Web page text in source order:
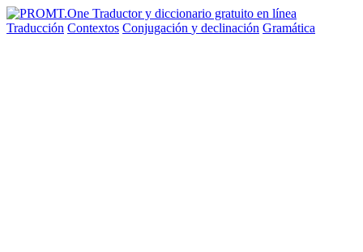
Traducción Contextos Conjugación y declinación Gramática